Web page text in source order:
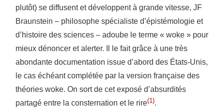
plutôt) se diffusent et développent à grande vitesse, JF
Braunstein – philosophe spécialiste d’épistémologie et
d’histoire des sciences – adoube le terme « woke » pour
mieux dénoncer et alerter. Il le fait grâce à une très
abondante documentation issue d’abord des États-Unis,
le cas échéant complétée par la version française des
théories woke. On sort de cet exposé d’absurdités
partagé entre la consternation et le rire(1).